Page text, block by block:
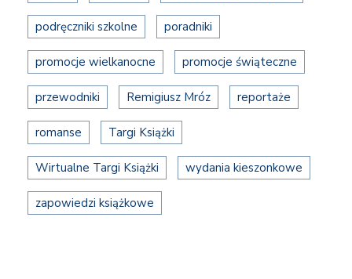
podręczniki szkolne poradniki
promocje wielkanocne promocje świąteczne
przewodniki Remigiusz Mróz reportaże
romanse Targi Książki
Wirtualne Targi Książki wydania kieszonkowe
zapowiedzi książkowe